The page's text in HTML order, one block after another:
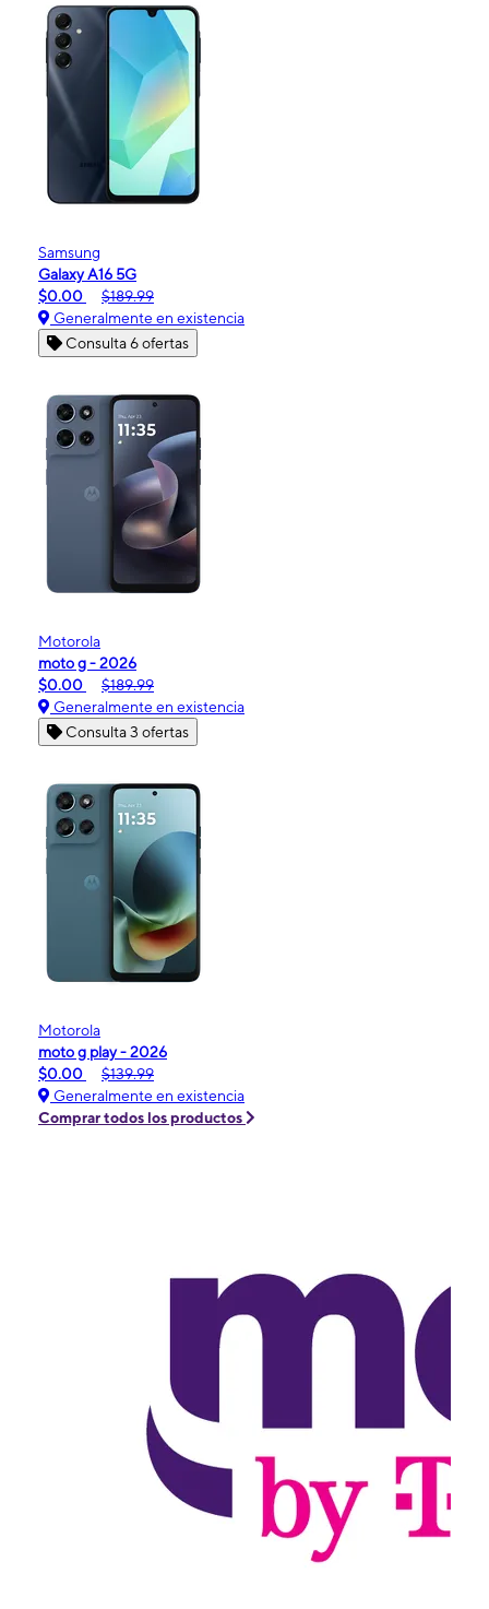
Samsung
Galaxy A16 5G
$0.00
$189.99
Generalmente en existencia
Consulta 6 ofertas
Motorola
moto g - 2026
$0.00
$189.99
Generalmente en existencia
Consulta 3 ofertas
Motorola
moto g play - 2026
$0.00
$139.99
Generalmente en existencia
Comprar todos los productos